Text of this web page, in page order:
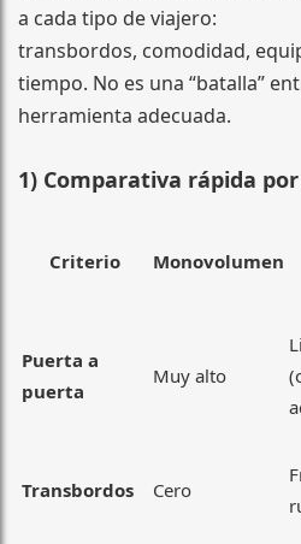
a cada tipo de viajero:
transbordos, comodidad,
tiempo. No es una “batalla”
herramienta adecuada.
1) Comparativa rápida
Criterio Monovolumen
Puerta a
puerta
Muy alto
Transbordos Cero